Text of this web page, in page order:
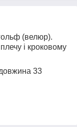
(велюр).
і кроковому
33